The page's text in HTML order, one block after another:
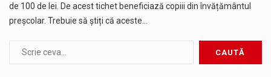
de 100 de lei. De acest tichet beneficiază copiii din învățământul
preșcolar. Trebuie să știți că aceste…